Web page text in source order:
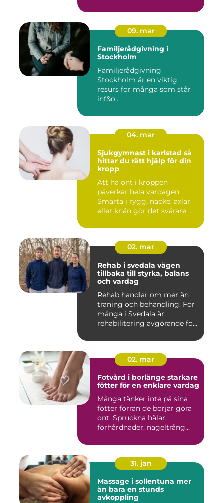
09. mar
Familjerådgivning i
Stockholm
Familjerådgivning
Stockholm är en viktig
resurs för många som står
inf&o...
04. mar
Sjukgymnast i karlstad så
hittar du rätt hjälp för din
kropp
Att ha ont i kroppen
påverkar hela vardagen.
Smärta i rygg, nacke, axlar
eller knän gör det svårare ...
02. mar
Rehab i svedala vägen
tillbaka till styrka, balans
och vardag
Rehab handlar om mer än
träning och behandling. För
många i Svedala är
rehabilitering avgörande för
02. mar
Fotvård i borlänge starkare
fötter för en enklare vardag
Många tänker inte på sina
fötter förrän de börjar göra
ont. Spruckna hälar,
förhårdnader, nageltrång...
31. jan
Massage i sollentuna mer
än bara en stunds
avkoppling